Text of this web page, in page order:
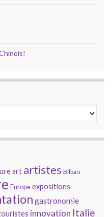
art artistes Bilbao
Europeexpositions
gastronomie
innovation Italie